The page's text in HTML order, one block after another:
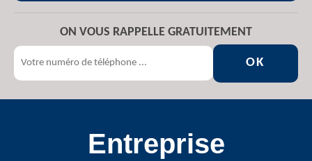
ON VOUS RAPPELLE GRATUITEMENT
Entreprise